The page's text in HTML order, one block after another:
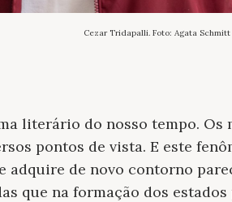
Cezar Tridapalli. Foto: Agata Schmitt
literário do nosso tempo. Os
pontos de vista. E este
adquire de novo contorno
que na formação dos